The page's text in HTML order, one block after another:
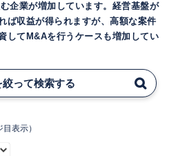
企業が増加しています。経営基盤が
ば収益が得られますが、高額な案件
してM&Aを行うケースも増加してい
絞って検索する
表示）